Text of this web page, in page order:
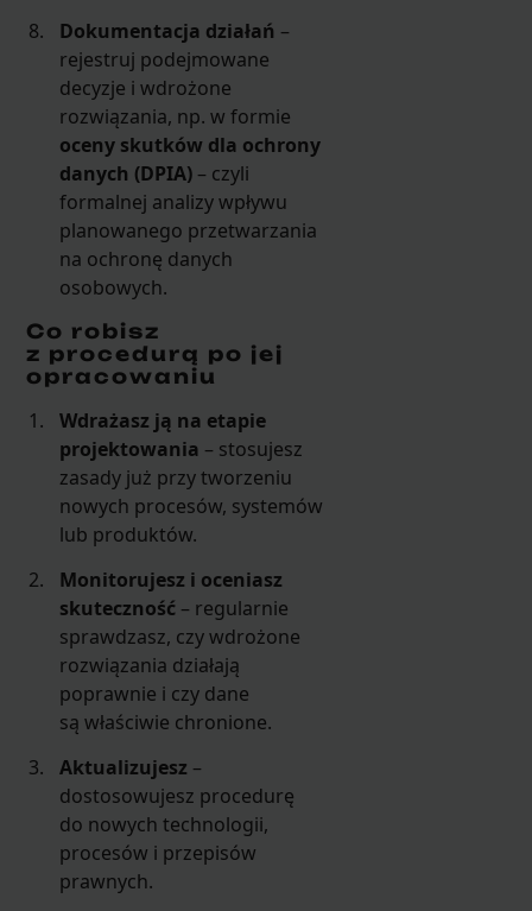
Dokumentacja działań –
rejestruj podejmowane
decyzje i wdrożone
rozwiązania, np. w formie
oceny skutków dla ochrony
danych (DPIA) – czyli
formalnej analizy wpływu
planowanego przetwarzania
na ochronę danych
osobowych.
Co robisz
z procedurą po jej
opracowaniu
Wdrażasz ją na etapie
projektowania – stosujesz
zasady już przy tworzeniu
nowych procesów, systemów
lub produktów.
Monitorujesz i oceniasz
skuteczność – regularnie
sprawdzasz, czy wdrożone
rozwiązania działają
poprawnie i czy dane
są właściwie chronione.
Aktualizujesz –
dostosowujesz procedurę
do nowych technologii,
procesów i przepisów
prawnych.